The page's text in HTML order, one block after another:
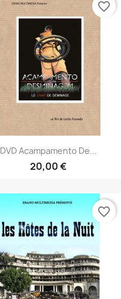
DVD Acampamento De...
20,00 €
favorite_border
favorite_border